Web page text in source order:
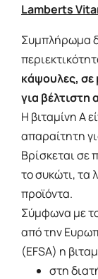
Lamberts
Συμπλήρωμα
κάψουλες,
για
Η βιταμίνη Α
απαραίτητη
Βρίσκεται σε
το συκώτι, τα
προϊόντα.
Σύμφωνα με
από την
(EFSA) η
στη